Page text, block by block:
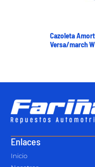
Cazoleta
Versa/march
Enlaces
Inicio